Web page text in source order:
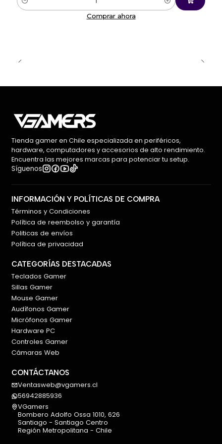
🛒 Trabaja mejor, sin esfuerzo
Optimiza tu comodidad y productividad con el
Logitech Wave Keysy siente la diferencia desde el
primer uso.
👉 Disponible enVGamers.cl
en todo Chile 🇨🇱
Cantidad
Comprar ahora
Tienda gamer en Chile especializada en periféricos,
hardware, computadores y accesorios de alto rendimiento.
Encuentra las mejores marcas para potenciar tu setup.
Síguenos
INFORMACIÓN Y POLÍTICAS DE COMPRA
Términos y Condiciones
Política de reembolso y garantía
Politicas de envíos
Política de privacidad
CATEGORÍAS DESTACADAS
Teclados Gamer
Sillas Gamer
Mouse Gamer
Audífonos Gamer
Micrófonos Gamer
Hardware PC
Controles Gamer
Cámaras Web
CONTÁCTANOS
Ventasweb@vgamers.cl
56942885936
VGamers
Bombero Adolfo Ossa 1010, 626
Santiago - Santiago Centro
Región Metropolitana - Chile